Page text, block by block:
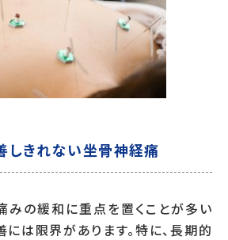
しきれない坐骨神経痛
みの緩和に重点を置くことが多い
は限界があります。特に、長期的